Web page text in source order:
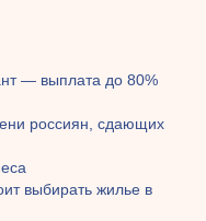
— выплата до 80%
россиян, сдающих
выбирать жилье в